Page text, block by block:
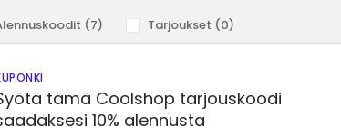
(7) Tarjoukset (0)
tämä Coolshop tarjouskoodi
10% alennusta